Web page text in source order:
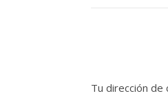
Tu dirección de